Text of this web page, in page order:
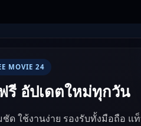
MOVIE 24
อัปเดตใหม่ทุกวัน
ใช้งานง่าย รองรับทั้งมือถือ แ